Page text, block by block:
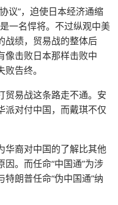
议”，迫使日本经济通缩
一名悍将。不过纵观中美
战绩，贸易战的整体后
像击败日本那样击败中
告终。
贸易战这条路走不通。安
派对付中国，而戴琪不仅
华裔对中国的了解比其他
。而任命“中国通”为涉
朗普任命“伪中国通”纳